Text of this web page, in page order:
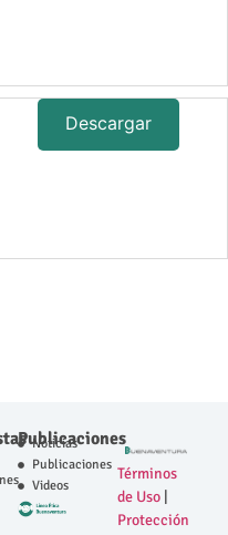
Descargar
Publicaciones
Noticias
Publicaciones
Videos
Términos
de Uso
Protección